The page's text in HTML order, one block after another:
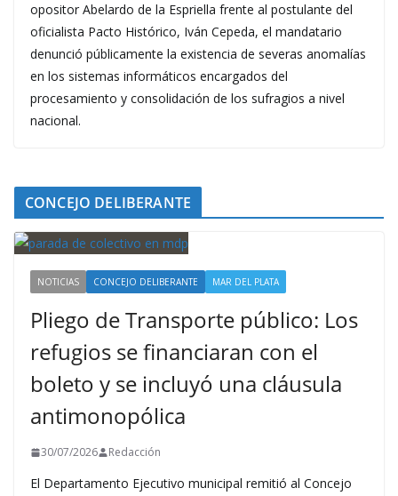
opositor Abelardo de la Espriella frente al postulante del
oficialista Pacto Histórico, Iván Cepeda, el mandatario
denunció públicamente la existencia de severas anomalías
en los sistemas informáticos encargados del
procesamiento y consolidación de los sufragios a nivel
nacional.
CONCEJO DELIBERANTE
NOTICIAS CONCEJO DELIBERANTE MAR DEL PLATA
Pliego de Transporte público: Los
refugios se financiaran con el
boleto y se incluyó una cláusula
antimonopólica
30/07/2026 Redacción
El Departamento Ejecutivo municipal remitió al Concejo